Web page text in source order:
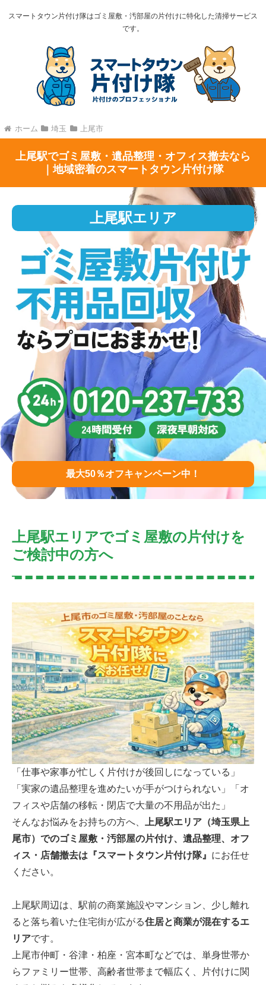
スマートタウン片付け隊はゴミ屋敷・汚部屋の片付けに特化した清掃サービス
です。
ホーム 埼玉 上尾市
上尾駅でゴミ屋敷・遺品整理・オフィス撤去なら
｜地域密着のスマートタウン片付け隊
上尾駅エリア
最大50％オフキャンペーン中！
上尾駅エリアでゴミ屋敷の片付けを
ご検討中の方へ
「仕事や家事が忙しく片付けが後回しになっている」
「実家の遺品整理を進めたいが手がつけられない」「オ
フィスや店舗の移転・閉店で大量の不用品が出た」
そんなお悩みをお持ちの方へ、
上尾駅エリア（埼玉県上
尾市）でのゴミ屋敷・汚部屋の片付け、遺品整理、オフ
ィス・店舗撤去は『スマートタウン片付け隊』 にお任せ
ください。
上尾駅周辺は、駅前の商業施設やマンション、少し離れ
ると落ち着いた住宅街が広がる住居と商業が混在するエ
リアです。
上尾市仲町・谷津・柏座・宮本町などでは、単身世帯か
らファミリー世帯、高齢者世帯まで幅広く、片付けに関